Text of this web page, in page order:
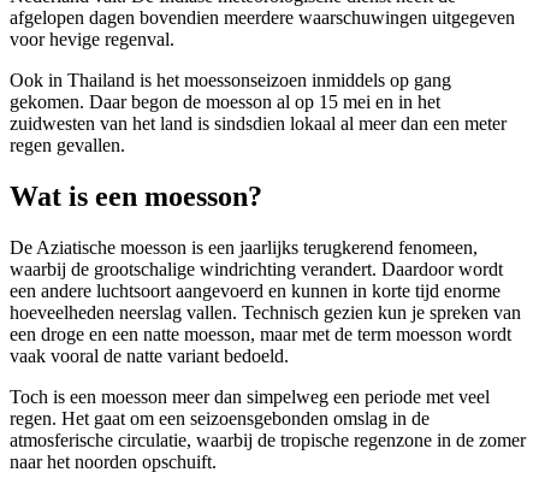
afgelopen dagen bovendien meerdere waarschuwingen uitgegeven
voor hevige regenval.
Ook in Thailand is het moessonseizoen inmiddels op gang
gekomen. Daar begon de moesson al op 15 mei en in het
zuidwesten van het land is sindsdien lokaal al meer dan een meter
regen gevallen.
Wat is een moesson?
De Aziatische moesson is een jaarlijks terugkerend fenomeen,
waarbij de grootschalige windrichting verandert. Daardoor wordt
een andere luchtsoort aangevoerd en kunnen in korte tijd enorme
hoeveelheden neerslag vallen. Technisch gezien kun je spreken van
een droge en een natte moesson, maar met de term moesson wordt
vaak vooral de natte variant bedoeld.
Toch is een moesson meer dan simpelweg een periode met veel
regen. Het gaat om een seizoensgebonden omslag in de
atmosferische circulatie, waarbij de tropische regenzone in de zomer
naar het noorden opschuift.